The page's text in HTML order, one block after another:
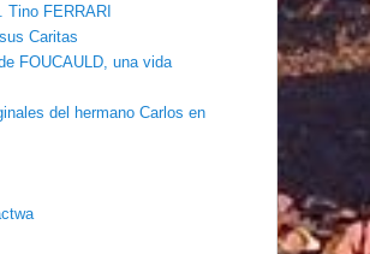
Tino FERRARI
Caritas
FOUCAULD, una vida
del hermano Carlos en